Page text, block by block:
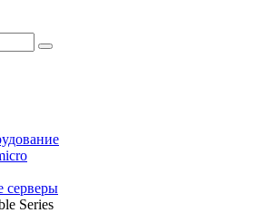
серверы
Series